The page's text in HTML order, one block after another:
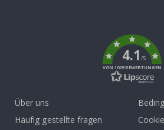
4.1/5
VON 1029 BEWERTUNGEN
Über uns
Häufig gestellte fragen